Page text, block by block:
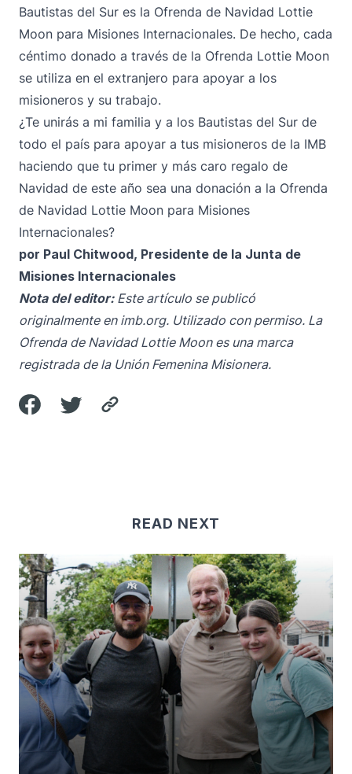
Bautistas del Sur es la Ofrenda de Navidad Lottie
Moon para Misiones Internacionales. De hecho, cada
céntimo donado a través de la Ofrenda Lottie Moon
se utiliza en el extranjero para apoyar a los
misioneros y su trabajo.
¿Te unirás a mi familia y a los Bautistas del Sur de
todo el país para apoyar a tus misioneros de la IMB
haciendo que tu primer y más caro regalo de
Navidad de este año sea una donación a la Ofrenda
de Navidad Lottie Moon para Misiones
Internacionales?
por Paul Chitwood, Presidente de la Junta de
Misiones Internacionales
Nota del editor: Este artículo se publicó
originalmente en imb.org. Utilizado con permiso. La
Ofrenda de Navidad Lottie Moon es una marca
registrada de la Unión Femenina Misionera.
READ NEXT